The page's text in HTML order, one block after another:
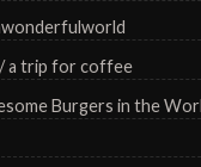
/ a trip for coffee
Burgers in the